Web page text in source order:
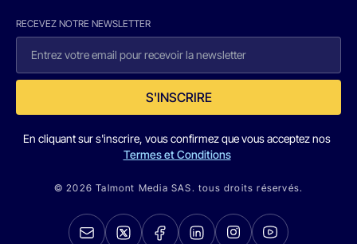
RECEVEZ NOTRE NEWSLETTER
S'INSCRIRE
En cliquant sur s'inscrire, vous confirmez que vous acceptez nos
Termes et Conditions
© 2026 Talmont Media SAS. tous droits réservés.